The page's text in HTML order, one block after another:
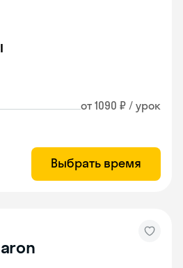
от 1090 ₽ / урок
Выбрать время